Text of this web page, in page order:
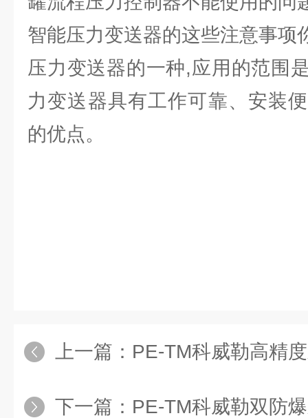
智能压力变送器的这些注意事项
压力变送器的一种,应用的范围
力变送器具有工作可靠、安装
的优点。
上一篇： PE-TM科威勒高精度差压
下一篇： PE-TM科威勒双防爆差压